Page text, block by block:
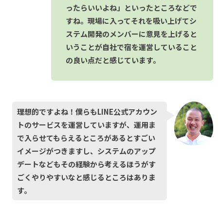
ったらいいよね」といったところなどで
すね。現場に入ってそれを吸い上げてシ
ステム開発のメンバーに意見を上げると
いうことが自社で宿を運営していること
の良い点だと感じています。
理想的ですよね！僕らもLINE公式アカウン
トのサービスを運営していますが、運用ま
で入らせてもらえるところがあるとすごい
イメージがつきますし、システムのアップ
デートなどもその経験から考えるほうがす
ごくやりやすいなと感じるところはありま
す。